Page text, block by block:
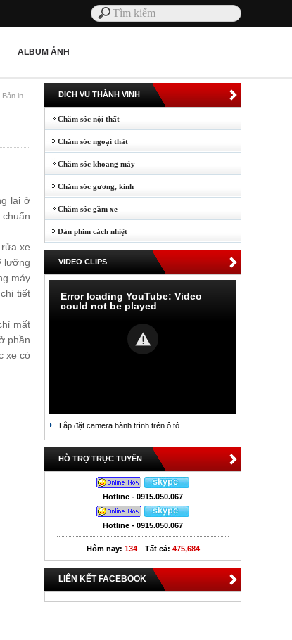
ALBUM ẢNH
Bản in
lại ở
xe
lưỡng
máy
tiết
mất
phần
xe có
DỊCH VỤ THÀNH VINH
Chăm sóc nội thất
Chăm sóc ngoại thất
Chăm sóc khoang máy
Chăm sóc gương, kính
Chăm sóc gầm xe
Dán phim cách nhiệt
VIDEO CLIPS
Error loading YouTube: Video
could not be played
Lắp đặt camera hành trình trên ô tô
HỖ TRỢ TRỰC TUYẾN
Hotline - 0915.050.067
Hotline - 0915.050.067
Hôm nay: 134| Tất cả: 475,684
LIÊN KẾT FACEBOOK